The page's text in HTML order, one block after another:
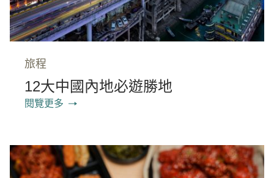
旅程
12大中國內地必遊勝地
閱覽更多